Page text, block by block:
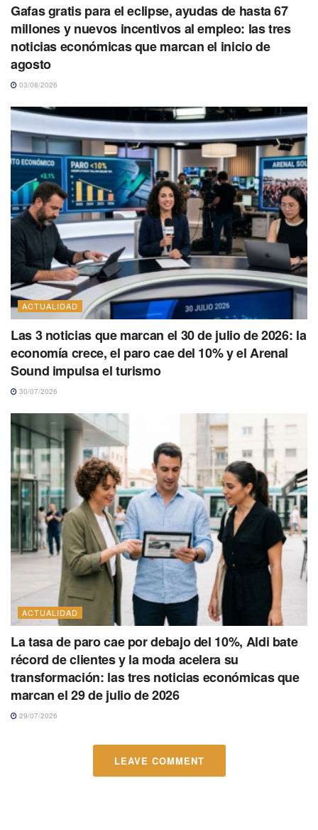
Gafas gratis para el eclipse, ayudas de hasta 67
millones y nuevos incentivos al empleo: las tres
noticias económicas que marcan el inicio de
agosto
03/08/2026
ACTUALIDAD
Las 3 noticias que marcan el 30 de julio de 2026: la
economía crece, el paro cae del 10% y el Arenal
Sound impulsa el turismo
30/07/2026
ACTUALIDAD
La tasa de paro cae por debajo del 10%, Aldi bate
récord de clientes y la moda acelera su
transformación: las tres noticias económicas que
marcan el 29 de julio de 2026
29/07/2026
LEAVE COMMENT